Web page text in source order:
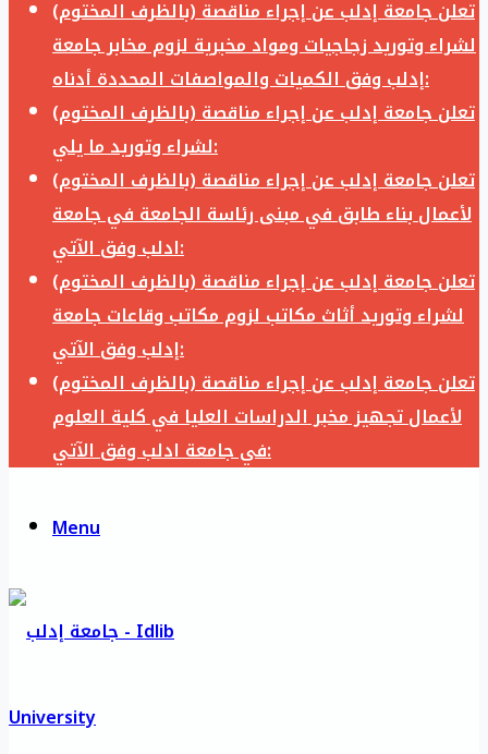
تعلن جامعة إدلب عن إجراء مناقصة (بالظرف المختوم)
لشراء وتوريد زجاجيات ومواد مخبرية لزوم مخابر جامعة
إدلب وفق الكميات والمواصفات المحددة أدناه:
تعلن جامعة إدلب عن إجراء مناقصة (بالظرف المختوم)
لشراء وتوريد ما يلي:
تعلن جامعة إدلب عن إجراء مناقصة (بالظرف المختوم)
لأعمال بناء طابق في مبنى رئاسة الجامعة في جامعة
ادلب وفق الآتي:
تعلن جامعة إدلب عن إجراء مناقصة (بالظرف المختوم)
لشراء وتوريد أثاث مكاتب لزوم مكاتب وقاعات جامعة
إدلب وفق الآتي:
تعلن جامعة إدلب عن إجراء مناقصة (بالظرف المختوم)
لأعمال تجهيز مخبر الدراسات العليا في كلية العلوم
في جامعة ادلب وفق الآتي:
Menu